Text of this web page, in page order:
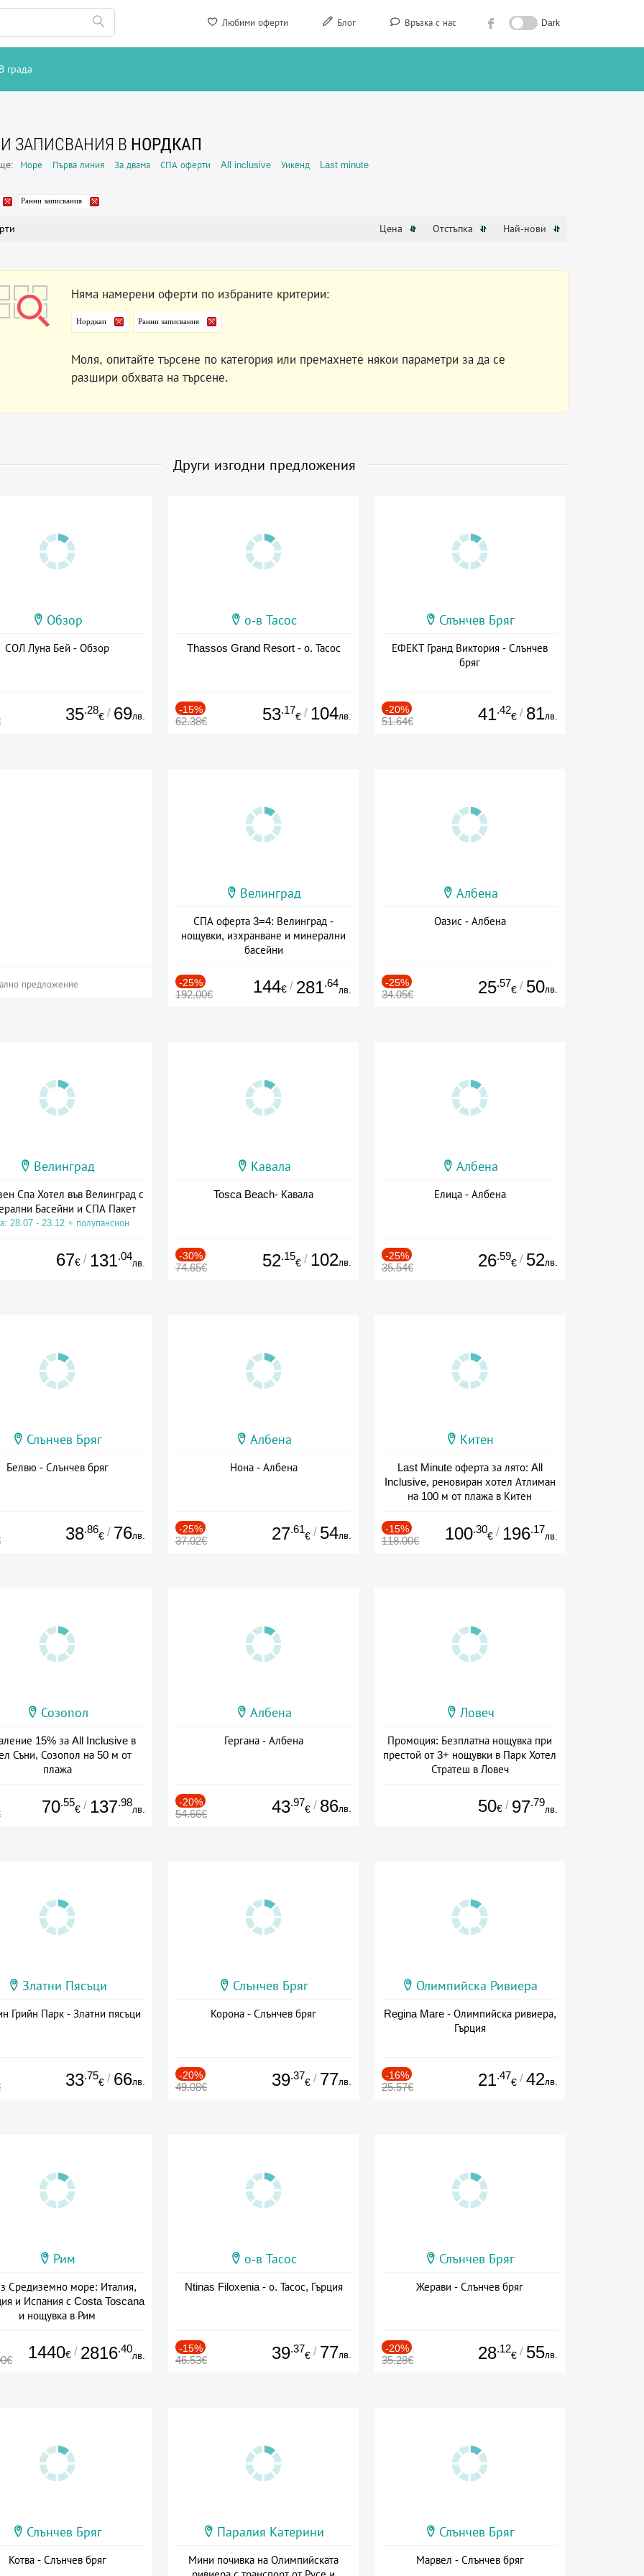
Любими оферти Блог Връзка с нас Dark
В града
ЗАПИСВАНИЯ В НОРДКАП
Море Първа линия За двама СПА оферти All inclusive Уикенд Last minute
Ранни записвания
Цена Отстъпка Най-нови
Няма намерени оферти по избраните критерии:
Нордкап Ранни записвания
Моля, опитайте търсене по категория или премахнете някои параметри за да се
разшири обхвата на търсене.
Други изгодни предложения
Обзор
СОЛ Луна Бей - Обзор
35.28
€ / 69лв.
о-в Тасос
Thassos Grand Resort - о. Тасос
-15%
62.38€ 53.17
€ / 104лв.
Слънчев Бряг
ЕФЕКТ Гранд Виктория - Слънчев
бряг
-20%
51.64€ 41.42
€ / 81лв.
предложение
Велинград
СПА оферта 3=4: Велинград -
нощувки, изхранване и минерални
басейни
-25%
192.00€ 144€ / 281.64
лв.
Албена
Оазис - Албена
-25%
34.05€ 25.57
€ / 50лв.
Велинград
Спа Хотел във Велинград с
Басейни и СПА Пакет
28.07 - 23.12 + полупансион
67€ / 131.04
лв.
Кавала
Tosca Beach- Кавала
-30%
74.65€ 52.15
€ / 102лв.
Албена
Елица - Албена
-25%
35.54€ 26.59
€ / 52лв.
Слънчев Бряг
Белвю - Слънчев бряг
38.86
€ / 76лв.
Албена
Нона - Албена
-25%
37.02€ 27.61
€ / 54лв.
Китен
Last Minute оферта за лято: All
Inclusive, реновиран хотел Атлиман
на 100 м от плажа в Китен
-15%
118.00€ 100.30
€ / 196.17
лв.
Созопол
15% за All Inclusive в
Съни, Созопол на 50 м от
плажа
70.55
€ / 137.98
лв.
Албена
Гергана - Албена
-20%
54.66€ 43.97
€ / 86лв.
Ловеч
Промоция: Безплатна нощувка при
престой от 3+ нощувки в Парк Хотел
Стратеш в Ловеч
50€ / 97.79
лв.
Златни Пясъци
Грийн Парк - Златни пясъци
33.75
€ / 66лв.
Слънчев Бряг
Корона - Слънчев бряг
-20%
49.08€ 39.37
€ / 77лв.
Олимпийска Ривиера
Regina Mare - Олимпийска ривиера,
Гърция
-16%
25.57€ 21.47
€ / 42лв.
Рим
Средиземно море: Италия,
и Испания с Costa Toscana
и нощувка в Рим
1440€ / 2816.40
лв.
о-в Тасос
Ntinas Filoxenia - о. Тасос, Гърция
-15%
46.53€ 39.37
€ / 77лв.
Слънчев Бряг
Жерави - Слънчев бряг
-20%
35.28€ 28.12
€ / 55лв.
Слънчев Бряг
Котва - Слънчев бряг
Паралия Катерини
Мини почивка на Олимпийската
Слънчев Бряг
Марвел - Слънчев бряг